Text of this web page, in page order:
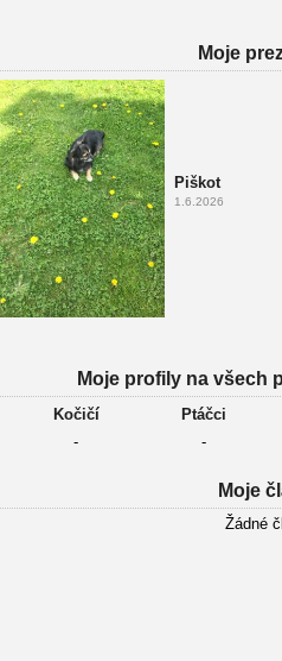
Moje
Piškot
1.6.2026
Moje profily na všech
Kočičí Ptáčci
- -
Moje
Žádné